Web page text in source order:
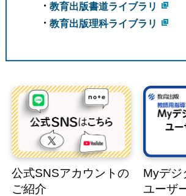
・ 教育出版書道ライブラリ
・ 教育出版理科ライブラリ
公式SNSアカウントの
ご紹介
Myデジ
ユーザ